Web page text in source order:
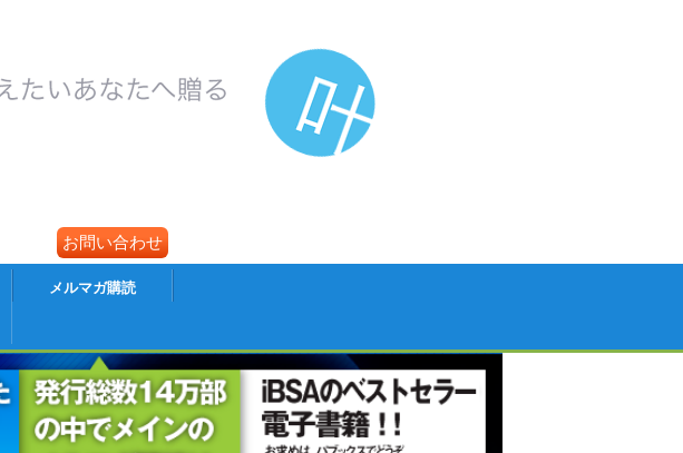
お問い合わせ
メルマガ購読